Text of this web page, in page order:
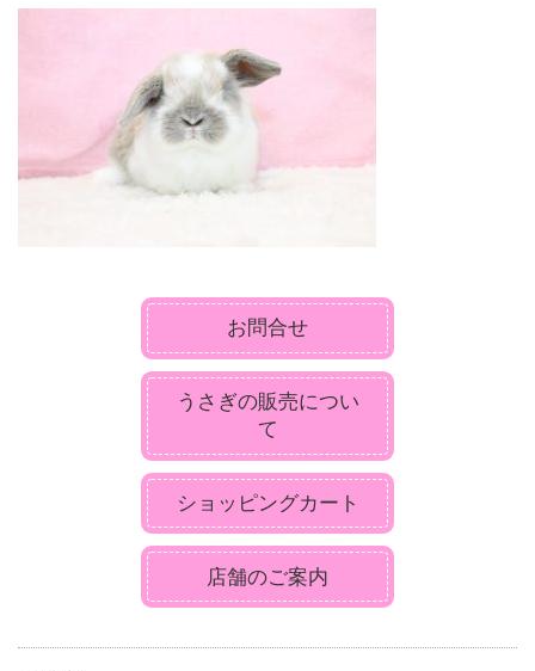
お問合せ
うさぎの販売につい
て
ショッピングカート
店舗のご案内